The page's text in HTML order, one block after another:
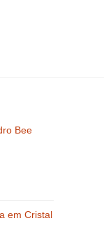
Bee
em Cristal